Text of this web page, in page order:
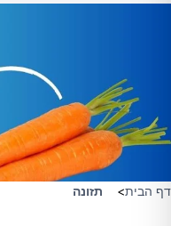
דף הבית> תזונה